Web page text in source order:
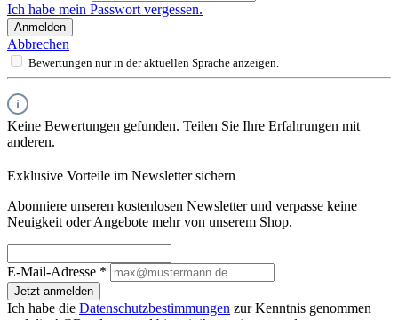
Ich habe mein Passwort vergessen.
Anmelden
Abbrechen
Bewertungen nur in der aktuellen Sprache anzeigen.
Keine Bewertungen gefunden. Teilen Sie Ihre Erfahrungen mit
anderen.
Exklusive Vorteile im Newsletter sichern
Abonniere unseren kostenlosen Newsletter und verpasse keine
Neuigkeit oder Angebote mehr von unserem Shop.
E-Mail-Adresse *
Jetzt anmelden
Ich habe die Datenschutzbestimmungen zur Kenntnis genommen